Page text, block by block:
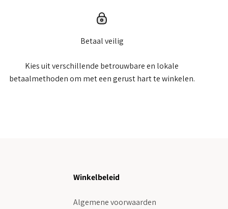
Betaal veilig
Kies uit verschillende betrouwbare en lokale
betaalmethoden om met een gerust hart te winkelen.
Winkelbeleid
Algemene voorwaarden